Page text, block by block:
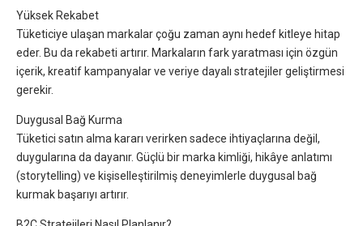
Yüksek Rekabet
Tüketiciye ulaşan markalar çoğu zaman aynı hedef kitleye hitap
eder. Bu da rekabeti artırır. Markaların fark yaratması için özgün
içerik, kreatif kampanyalar ve veriye dayalı stratejiler geliştirmesi
gerekir.
Duygusal Bağ Kurma
Tüketici satın alma kararı verirken sadece ihtiyaçlarına değil,
duygularına da dayanır. Güçlü bir marka kimliği, hikâye anlatımı
(storytelling) ve kişiselleştirilmiş deneyimlerle duygusal bağ
kurmak başarıyı artırır.